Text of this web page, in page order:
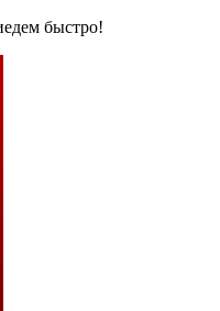
быстро!